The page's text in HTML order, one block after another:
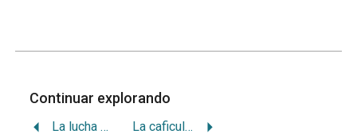
Continuar explorando
La lucha por el todo y el nuevo macartismo mundial La caficultura sostenible es más rentable